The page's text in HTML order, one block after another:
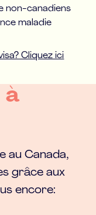
non-canadiens
maladie
Cliquez ici
à
au Canada,
grâce aux
encore: